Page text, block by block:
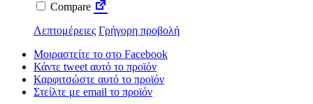
Compare
Λεπτομέρειες Γρήγορη προβολή
Μοιραστείτε το στο Facebook
Κάντε tweet αυτό το προϊόν
Καρφιτσώστε αυτό το προϊόν
Στείλτε με email το προϊόν